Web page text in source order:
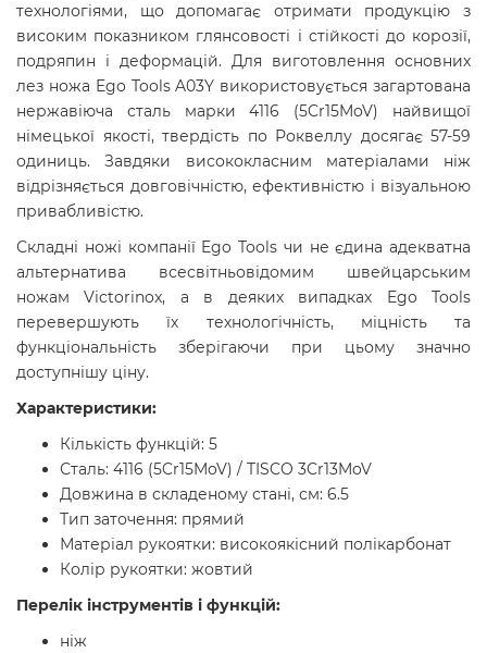
технологіями, що допомагає отримати продукцію з
високим показником глянсовості і стійкості до корозії,
подряпин і деформацій. Для виготовлення основних
лез ножа Ego Tools A03Y використовується загартована
нержавіюча сталь марки 4116 (5Cr15MoV) найвищої
німецької якості, твердість по Роквеллу досягає 57-59
одиниць. Завдяки висококласним матеріалами ніж
відрізняється довговічністю, ефективністю і візуальною
привабливістю.
Складні ножі компанії Ego Tools чи не єдина адекватна
альтернатива всесвітньовідомим швейцарським
ножам Victorinox, а в деяких випадках Ego Tools
перевершують їх технологічність, міцність та
функціональність зберігаючи при цьому значно
доступнішу ціну.
Характеристики:
Кількість функцій: 5
Сталь: 4116 (5Cr15MoV) / TISCO 3Cr13MoV
Довжина в складеному стані, см: 6.5
Тип заточення: прямий
Матеріал рукоятки: високоякісний полікарбонат
Колір рукоятки: жовтий
Перелік інструментів і функцій:
ніж